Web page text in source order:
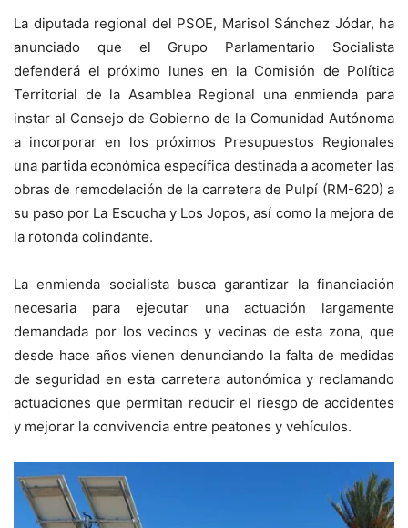
La diputada regional del PSOE, Marisol Sánchez Jódar, ha
anunciado que el Grupo Parlamentario Socialista
defenderá el próximo lunes en la Comisión de Política
Territorial de la Asamblea Regional una enmienda para
instar al Consejo de Gobierno de la Comunidad Autónoma
a incorporar en los próximos Presupuestos Regionales
una partida económica específica destinada a acometer las
obras de remodelación de la carretera de Pulpí (RM-620) a
su paso por La Escucha y Los Jopos, así como la mejora de
la rotonda colindante.
La enmienda socialista busca garantizar la financiación
necesaria para ejecutar una actuación largamente
demandada por los vecinos y vecinas de esta zona, que
desde hace años vienen denunciando la falta de medidas
de seguridad en esta carretera autonómica y reclamando
actuaciones que permitan reducir el riesgo de accidentes
y mejorar la convivencia entre peatones y vehículos.